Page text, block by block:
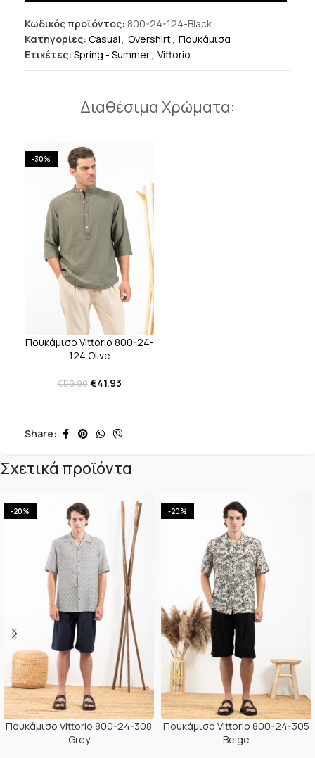
Κωδικός προϊόντος: 800-24-124-Black
Κατηγορίες: Casual , Overshirt, Πουκάμισα
Ετικέτες: Spring - Summer, Vittorio
Διαθέσιμα Χρώματα:
-30%
Πουκάμισο Vittorio 800-24-
124 Olive
€59.90 €41.93
Share:
Σχετικά προϊόντα
-20%
Πουκάμισο Vittorio 800-24-308
Grey
-20%
Πουκάμισο Vittorio 800-24-305
Beige